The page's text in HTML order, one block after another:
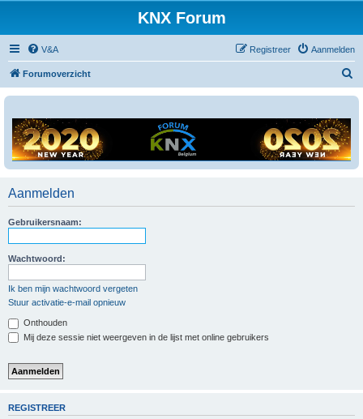
KNX Forum
V&A Aanmelden
Registreer
Forumoverzicht
Aanmelden
Gebruikersnaam:
Wachtwoord:
Ik ben mijn wachtwoord vergeten
Stuur activatie-e-mail opnieuw
Onthouden
Mij deze sessie niet weergeven in de lijst met online gebruikers
REGISTREER